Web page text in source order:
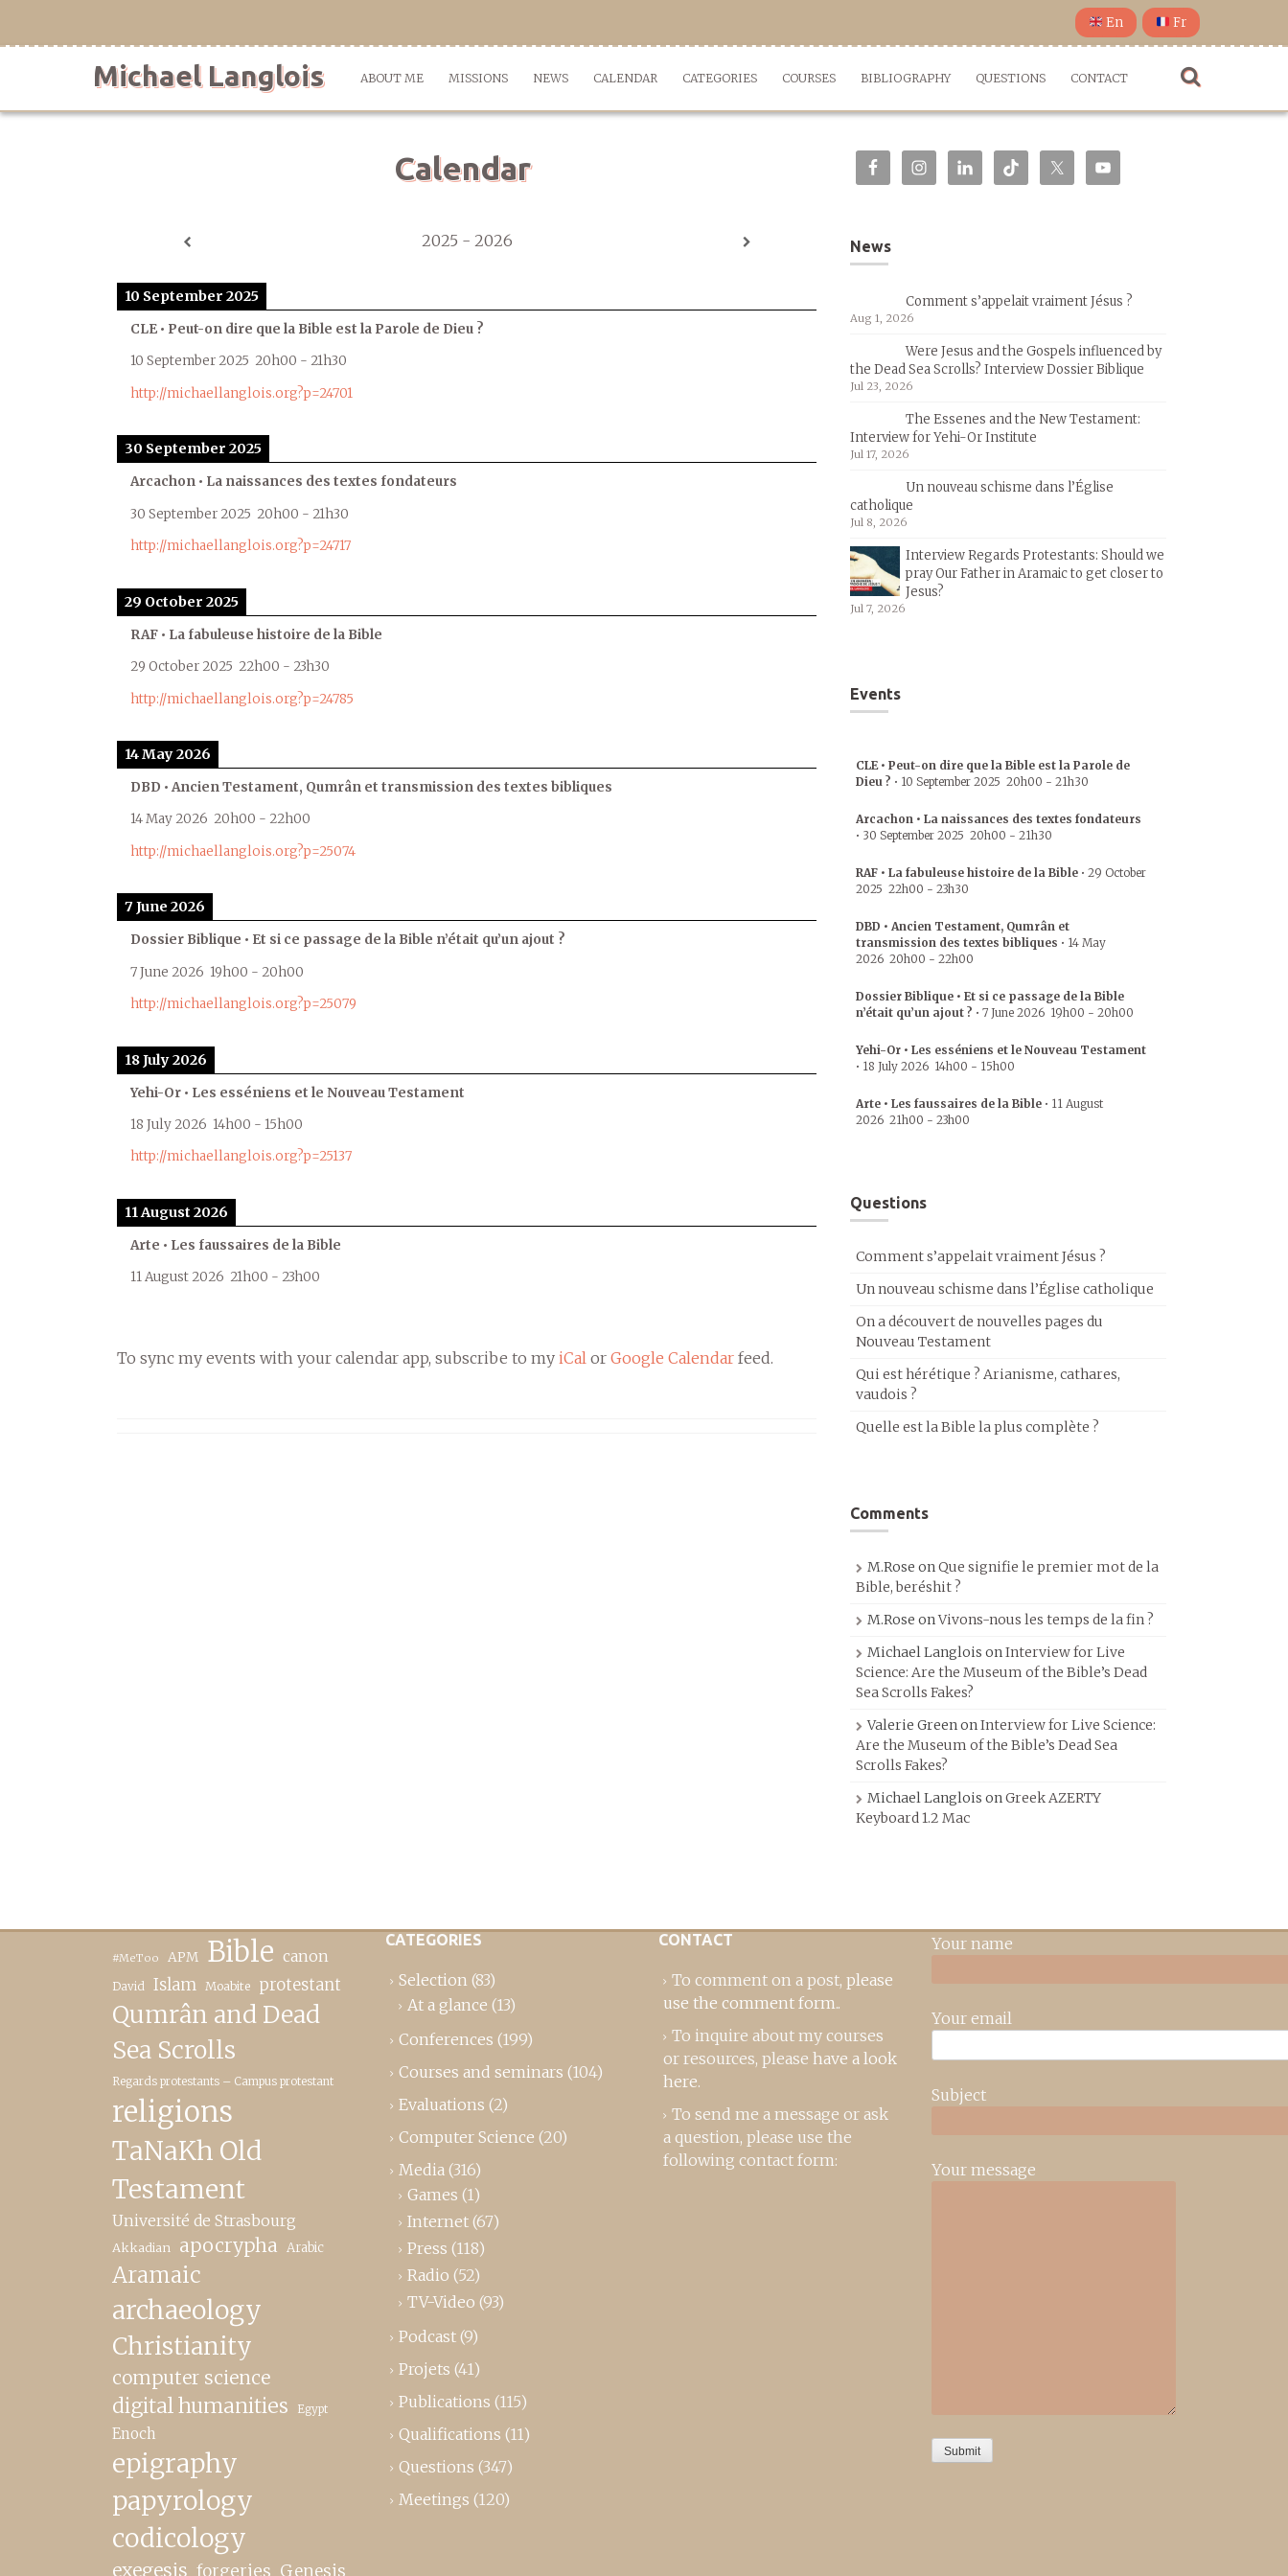
En Fr
Michael Langlois ABOUT ME MISSIONS NEWS CALENDAR CATEGORIES COURSES BIBLIOGRAPHY QUESTIONS CONTACT
Calendar
2025 - 2026
10 September 2025
CLE • Peut-on dire que la Bible est la Parole de Dieu ?
10 September 2025 20h00 - 21h30
http://michaellanglois.org?p=24701
30 September 2025
Arcachon • La naissances des textes fondateurs
30 September 2025 20h00 - 21h30
http://michaellanglois.org?p=24717
29 October 2025
RAF • La fabuleuse histoire de la Bible
29 October 2025 22h00 - 23h30
http://michaellanglois.org?p=24785
14 May 2026
DBD • Ancien Testament, Qumrân et transmission des textes bibliques
14 May 2026 20h00 - 22h00
http://michaellanglois.org?p=25074
7 June 2026
Dossier Biblique • Et si ce passage de la Bible n’était qu’un ajout ?
7 June 2026 19h00 - 20h00
http://michaellanglois.org?p=25079
18 July 2026
Yehi-Or • Les esséniens et le Nouveau Testament
18 July 2026 14h00 - 15h00
http://michaellanglois.org?p=25137
11 August 2026
Arte • Les faussaires de la Bible
11 August 2026 21h00 - 23h00
To sync my events with your calendar app, subscribe to my iCal or Google Calendar feed.
News
Comment s’appelait vraiment Jésus ?
Aug 1, 2026
Were Jesus and the Gospels influenced by
the Dead Sea Scrolls? Interview Dossier Biblique
Jul 23, 2026
The Essenes and the New Testament:
Interview for Yehi-Or Institute
Jul 17, 2026
Un nouveau schisme dans l’Église
catholique
Jul 8, 2026
Interview Regards Protestants: Should we
pray Our Father in Aramaic to get closer to
Jesus?
Jul 7, 2026
Events
CLE • Peut-on dire que la Bible est la Parole de
Dieu ? • 10 September 2025 20h00 - 21h30
Arcachon • La naissances des textes fondateurs
• 30 September 2025 20h00 - 21h30
RAF • La fabuleuse histoire de la Bible • 29 October
2025 22h00 - 23h30
DBD • Ancien Testament, Qumrân et
transmission des textes bibliques • 14 May
2026 20h00 - 22h00
Dossier Biblique • Et si ce passage de la Bible
n’était qu’un ajout ? • 7 June 2026 19h00 - 20h00
Yehi-Or • Les esséniens et le Nouveau Testament
• 18 July 2026 14h00 - 15h00
Arte • Les faussaires de la Bible • 11 August
2026 21h00 - 23h00
Questions
Comment s’appelait vraiment Jésus ?
Un nouveau schisme dans l’Église catholique
On a découvert de nouvelles pages du
Nouveau Testament
Qui est hérétique ? Arianisme, cathares,
vaudois ?
Quelle est la Bible la plus complète ?
Comments
M.Rose onQue signifie le premier mot de la
Bible, beréshit ?
M.Rose onVivons-nous les temps de la fin ?
Michael Langlois onInterview for Live
Science: Are the Museum of the Bible’s Dead
Sea Scrolls Fakes?
Valerie GreenonInterview for Live Science:
Are the Museum of the Bible’s Dead Sea
Scrolls Fakes?
Michael Langlois onGreek AZERTY
Keyboard 1.2 Mac
#MeToo APM Bible canon
David Islam Moabite protestant
Qumrân and Dead
Sea Scrolls
Regards protestants – Campus protestant
religions
TaNaKh Old
Testament
Université de Strasbourg
Akkadian apocrypha Arabic
Aramaic
archaeology
Christianity
computer science
digital humanities Egypt
Enoch
epigraphy
papyrology
codicology
exegesis forgeries Genesis
CATEGORIES
Selection (83)
At a glance (13)
Conferences (199)
Courses and seminars (104)
Evaluations (2)
Computer Science (20)
Media (316)
Games (1)
Internet (67)
Press (118)
Radio (52)
TV-Video (93)
Podcast (9)
Projets (41)
Publications (115)
Qualifications (11)
Questions (347)
Meetings (120)
CONTACT
To comment on a post, please
use the comment form..
To inquire about my courses
or resources, please have a look
here.
To send me a message or ask
a question, please use the
following contact form:
Your name
Your email
Subject
Your message